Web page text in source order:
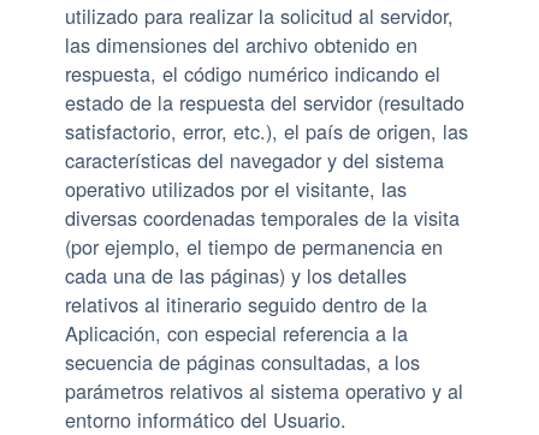
utilizado para realizar la solicitud al servidor,
las dimensiones del archivo obtenido en
respuesta, el código numérico indicando el
estado de la respuesta del servidor (resultado
satisfactorio, error, etc.), el país de origen, las
características del navegador y del sistema
operativo utilizados por el visitante, las
diversas coordenadas temporales de la visita
(por ejemplo, el tiempo de permanencia en
cada una de las páginas) y los detalles
relativos al itinerario seguido dentro de la
Aplicación, con especial referencia a la
secuencia de páginas consultadas, a los
parámetros relativos al sistema operativo y al
entorno informático del Usuario.